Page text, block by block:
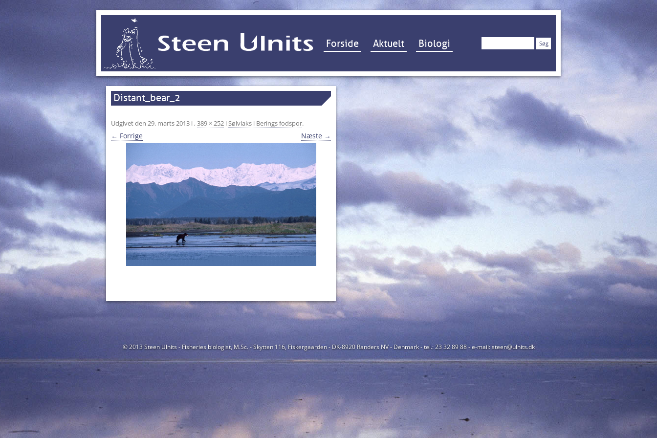
Hop til indhold
Forside Aktuelt Biologi Søg
Distant_bear_2
Udgivet den 29. marts 2013 i ,389 × 252 iSølvlaks i Berings fodspor.
← Forrige Næste →
© 2013 Steen Ulnits - Fisheries biologist, M.Sc. - Skytten 116, Fiskergaarden - DK-8920 Randers NV - Denmark - tel.: 23 32 89 88 - e-mail: steen@ulnits.dk